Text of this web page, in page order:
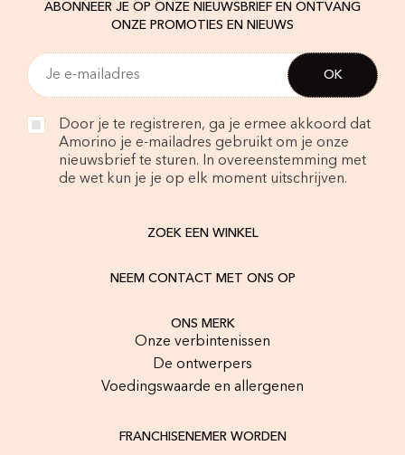
ABONNEER JE OP ONZE NIEUWSBRIEF EN ONTVANG
ONZE PROMOTIES EN NIEUWS
Door je te registreren, ga je ermee akkoord dat
Amorino je e-mailadres gebruikt om je onze
nieuwsbrief te sturen. In overeenstemming met
de wet kun je je op elk moment uitschrijven.
ZOEK EEN WINKEL
NEEM CONTACT MET ONS OP
ONS MERK
Onze verbintenissen
De ontwerpers
Voedingswaarde en allergenen
FRANCHISENEMER WORDEN